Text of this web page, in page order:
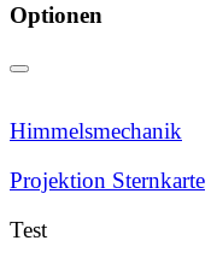
Optionen
Himmelsmechanik
Projektion Sternkarte
Test